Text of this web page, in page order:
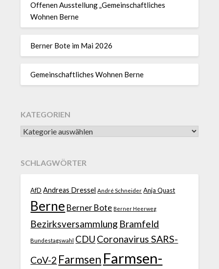
Offenen Ausstellung „Gemeinschaftliches
Wohnen Berne
Berner Bote im Mai 2026
Gemeinschaftliches Wohnen Berne
KATEGORIEN
SCHLAGWÖRTER
AfD Andreas Dressel André Schneider Anja Quast
Berne Berner Bote Berner Heerweg
Bezirksversammlung Bramfeld
Bundestagswahl CDU Coronavirus SARS-
CoV-2 Farmsen Farmsen-